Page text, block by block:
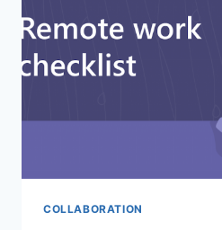
GARDER
LE
PENDANT
COLLABORATION